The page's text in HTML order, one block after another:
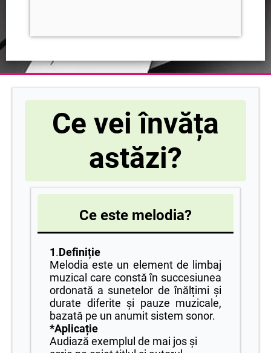
Ce vei învăța
astăzi?
Ce este melodia?
1.Definiție
Melodia este un element de limbaj
muzical care constă în succesiunea
ordonată a sunetelor de înălțimi și
durate diferite și pauze muzicale,
bazată pe un anumit sistem sonor.
*Aplicație
Audiază exemplul de mai jos și